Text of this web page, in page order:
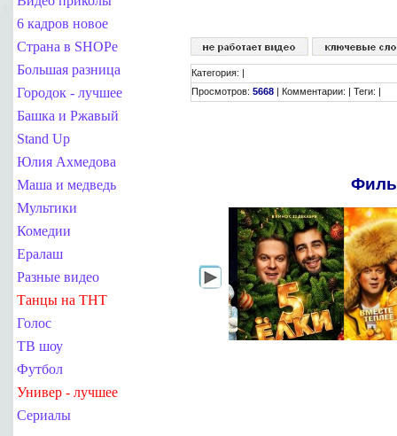
6 кадров новое
Страна в SHOPe
Большая разница
Городок - лучшее
Башка и Ржавый
Stand Up
Юлия Ахмедова
Маша и медведь
Мультики
Комедии
Ералаш
Разные видео
Танцы на ТНТ
Голос
ТВ шоу
Футбол
Универ - лучшее
Сериалы
Категория: |
Просмотров: 5668 | Комментарии: | Теги: |